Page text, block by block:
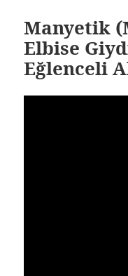
Manyetik
Elbise
Eğlenceli